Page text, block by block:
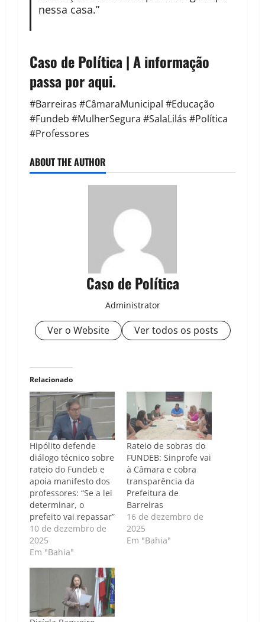
nessa casa.”
Caso de Política | A informação
passa por aqui.
#Barreiras #CâmaraMunicipal #Educação
#Fundeb #MulherSegura #SalaLilás #Política
#Professores
ABOUT THE AUTHOR
Caso de Política
Administrator
Ver o Website Ver todos os posts
Relacionado
Hipólito defende
diálogo técnico sobre
rateio do Fundeb e
apoia manifesto dos
professores: “Se a lei
determinar, o
prefeito vai repassar”
10 de dezembro de
2025
Em "Bahia"
Rateio de sobras do
FUNDEB: Sinprofe vai
à Câmara e cobra
transparência da
Prefeitura de
Barreiras
16 de dezembro de
2025
Em "Bahia"